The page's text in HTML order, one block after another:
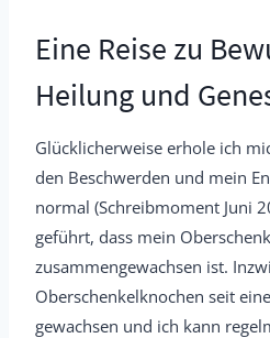
Eine Reise zu
Heilung und
Glücklicherweise erhole ich
den Beschwerden und mein
normal (Schreibmoment Juni
geführt, dass mein
zusammengewachsen ist.
Oberschenkelknochen seit
gewachsen und ich kann